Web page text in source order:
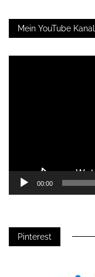
Mein YouTube Kanal
00:00
Pinterest